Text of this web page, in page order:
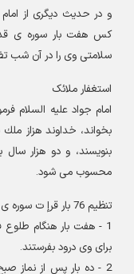
و در حديث ديگرى از امام
كس هفت بار سوره ى
سلامتى وى را در آن شب
استغفار ملائک
بنويسند، و دو هزار سال
محسوب مى شود.
تنظيم 76 بار قرإ ت سوره ى قدر در هفت نوبت در شبانه روز:
1 - هفت بار هنگام طلوع
براى وى درود بفرستند.
2 - ده بار پس از نماز